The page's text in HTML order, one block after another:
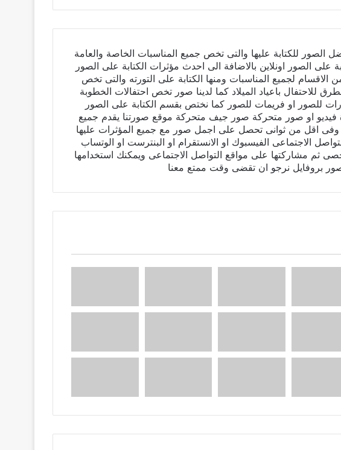
للكتابة عليها والتى تخص جميع المناسبات الخاصة والعامة
على الصور اونلاين بالاضافة الى احدث مؤثرات الكتابة على الصور
الاقسام لجميع المناسبات ومنها الكتابة على التورته والتى تخص
للاحتفال باعياد الميلاد كما لدينا صور تخص احتفالات الخطوبة
للصور او فريمات للصور كما نختص بقسم الكتابة على الصور
فيديو او صور متحركة صور جيف متحركة موقع صورتنا يقدم جميع
وفى اقل من ثوانى تحصل على اجمل صور مع جميع المؤثرات عليها
الاجتماعى الفيسبوك او الانستقرام او البنترست او الوتساب
ثم مشاركتها على مواقع التواصل الاجتماعى ويمكنك استخدامها
بروفايل نرجو ان تقضى وقت ممتع معنا